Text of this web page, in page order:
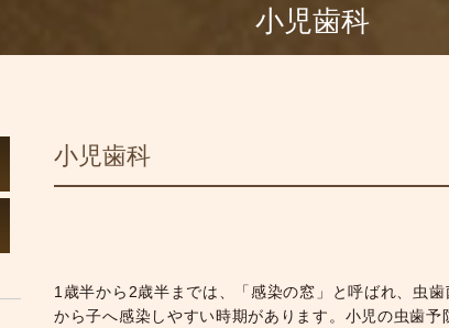
小児歯科
小児歯科
1歳半から2歳半までは、「感染の窓」と呼ばれ、虫
から子へ感染しやすい時期があります。小児の虫歯予